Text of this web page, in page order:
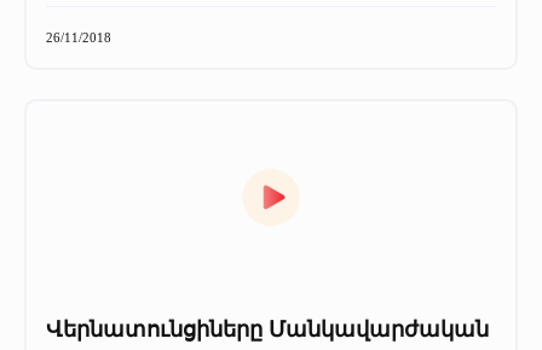
26/11/2018
Վերնատունցիները Մանկավարժական